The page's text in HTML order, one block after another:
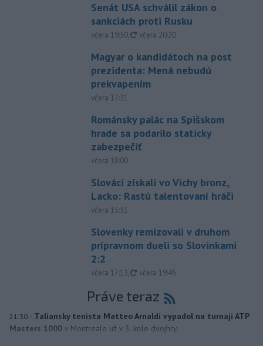
Senát USA schválil zákon o
sankciách proti Rusku
včera 19:50, aktualizované
včera 20:20
Magyar o kandidátoch na post
prezidenta: Mená nebudú
prekvapením
včera 17:31
Románsky palác na Spišskom
hrade sa podarilo staticky
zabezpečiť
včera 18:00
Slováci získali vo Vichy bronz,
Lacko: Rastú talentovaní hráči
včera 15:51
Slovenky remizovali v druhom
prípravnom dueli so Slovinkami
2:2
včera 17:13, aktualizované
včera 19:45
Práve teraz
21:30 - Taliansky tenista Matteo Arnaldi vypadol na turnaji ATP
Masters 1000 v Montreale už v 3. kole dvojhry.